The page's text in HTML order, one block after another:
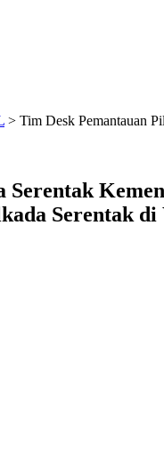
> Tim Desk Pemantauan
Serentak
Serentak